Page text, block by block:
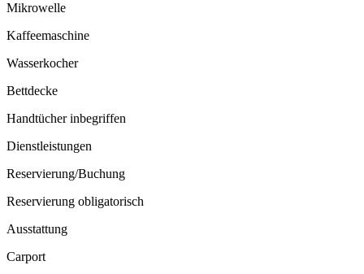
Mikrowelle
Kaffeemaschine
Wasserkocher
Bettdecke
Handtücher inbegriffen
Dienstleistungen
Reservierung/Buchung
Reservierung obligatorisch
Ausstattung
Carport